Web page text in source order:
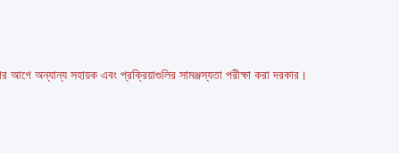
আগে অন্যান্য সহায়ক এবং প্রক্রিয়াগুলির সামঞ্জস্যতা পরীক্ষা করা দরকার।